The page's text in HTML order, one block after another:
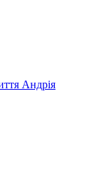
Андрія